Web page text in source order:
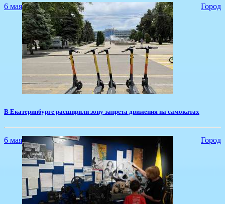
6 мая Город
В Екатеринбурге расширили зону запрета движения на самокатах
6 мая Город